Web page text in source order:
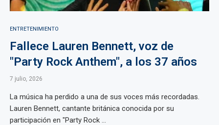
ENTRETENIMIENTO
Fallece Lauren Bennett, voz de
"Party Rock Anthem", a los 37 años
7 julio, 2026
La música ha perdido a una de sus voces más recordadas.
Lauren Bennett, cantante británica conocida por su
participación en "Party Rock ...